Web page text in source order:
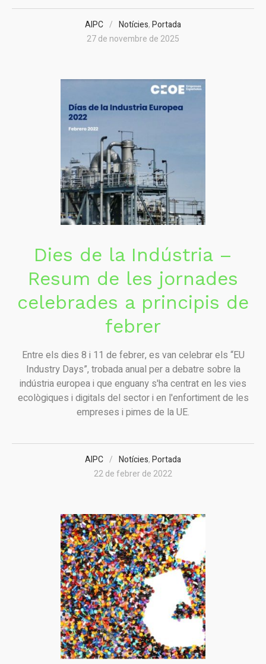
AIPC Notícies,Portada
27 de novembre de 2025
Dies de la Indústria –
Resum de les jornades
celebrades a principis de
febrer
Entre els dies 8 i 11 de febrer, es van celebrar els “EU
Industry Days”, trobada anual per a debatre sobre la
indústria europea i que enguany s'ha centrat en les vies
ecològiques i digitals del sector i en l'enfortiment de les
empreses i pimes de la UE.
AIPC Notícies,Portada
22 de febrer de 2022